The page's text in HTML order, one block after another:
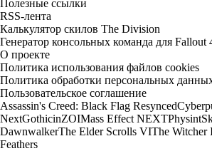
Полезные ссылки
RSS-лента
Калькулятор скилов The Division
Генератор консольных команда для Fallout
О проекте
Политика использования файлов cookies
Политика обработки персональных
Пользовательское соглашение
Assassin's Creed: Black Flag Resynced
NextGothicinZOIMass Effect NEXTPhysint
DawnwalkerThe Elder Scrolls VIThe Witcher
Feathers